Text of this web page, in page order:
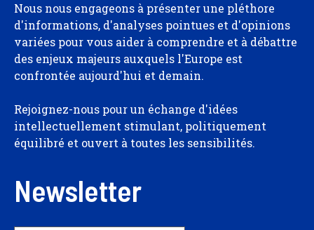
Nous nous engageons à présenter une pléthore
d'informations, d'analyses pointues et d'opinions
variées pour vous aider à comprendre et à débattre
des enjeux majeurs auxquels l'Europe est
confrontée aujourd'hui et demain.
Rejoignez-nous pour un échange d'idées
intellectuellement stimulant, politiquement
équilibré et ouvert à toutes les sensibilités.
Newsletter